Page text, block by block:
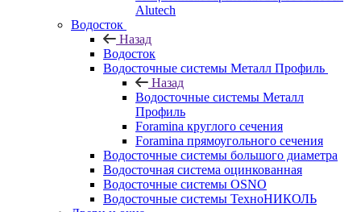
Alutech
Водосток
Назад
Водосток
Водосточные системы Металл Профиль
Назад
Водосточные системы Металл
Профиль
Foramina круглого сечения
Foramina прямоугольного сечения
Водосточные системы большого диаметра
Водосточная система оцинкованная
Водосточные системы OSNO
Водосточные системы ТехноНИКОЛЬ